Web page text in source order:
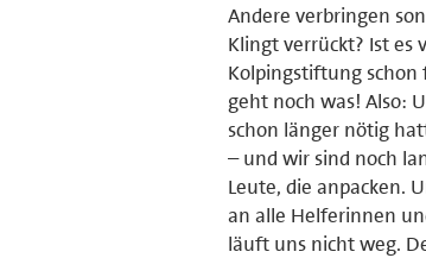
Andere verbringen
Klingt verrückt? Ist es
Kolpingstiftung
geht noch was! Also:
schon länger nötig
– und wir sind noch
Leute, die anpacken.
an alle Helferinnen
läuft uns nicht weg.